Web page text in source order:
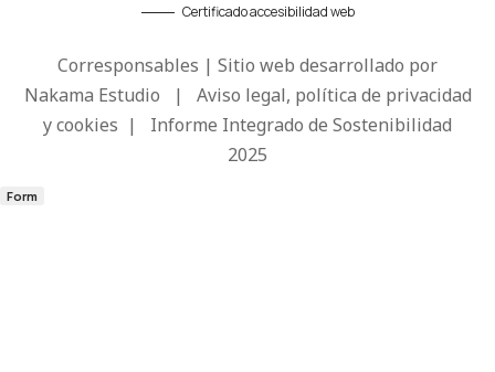
Certificado accesibilidad web
Corresponsables | Sitio web desarrollado por
Nakama Estudio | Aviso legal, política de privacidad
y cookies | Informe Integrado de Sostenibilidad
2025
Form